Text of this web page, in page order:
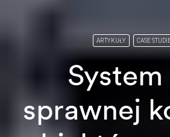
ARTYKUŁY CASE
sprawnej